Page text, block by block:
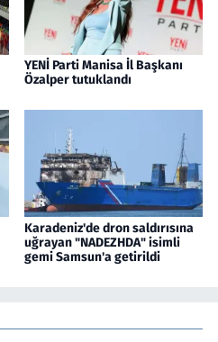
YENİ Parti Manisa İl Başkanı
Özalper tutuklandı
Karadeniz'de dron saldırısına
uğrayan "NADEZHDA" isimli
gemi Samsun'a getirildi